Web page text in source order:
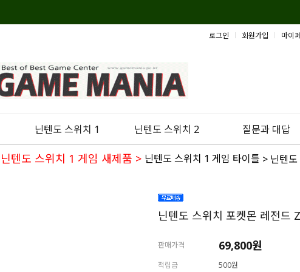
로그인 회원가입 마이
닌텐도 스위치 1 닌텐도 스위치 2 질문과 대답
닌텐도 스위치 1 게임 새제품 > 닌텐도 스위치 1 게임 타이틀 > 닌텐
닌텐도 스위치 포켓몬 레전드
판매가격 69,800원
적립금 500원